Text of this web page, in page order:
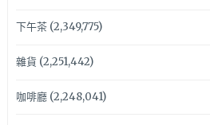
下午茶(2,349,775)
雜貨 (2,251,442)
咖啡廳(2,248,041)